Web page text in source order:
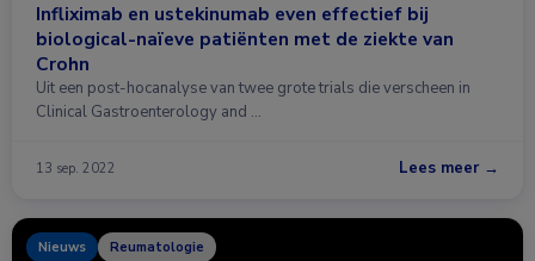
Infliximab en ustekinumab even effectief bij
biological-naïeve patiënten met de ziekte van
Crohn
Uit een post-hocanalyse van twee grote trials die verscheen in
Clinical Gastroenterology and …
13 sep. 2022 Lees meer →
Nieuws Reumatologie